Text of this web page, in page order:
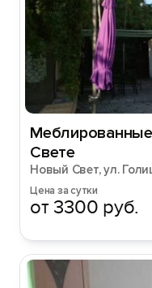
Свете
Новый Свет, ул.
Цена за сутки
от 3300 руб.